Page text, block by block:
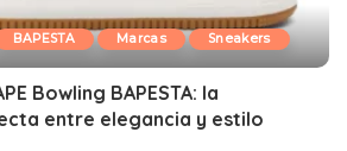
BAPESTA Marcas Sneakers
Bowling BAPESTA: la
entre elegancia y estilo